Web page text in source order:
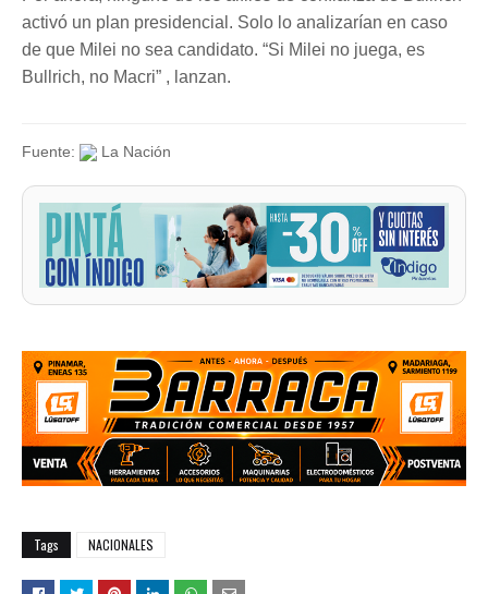
activó un plan presidencial. Solo lo analizarían en caso
de que Milei no sea candidato. “Si Milei no juega, es
Bullrich, no Macri” , lanzan.
Fuente: La Nación
Tags NACIONALES